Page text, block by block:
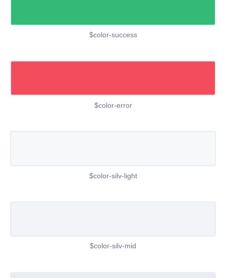
$color-success
$color-error
$color-silv-light
$color-silv-mid